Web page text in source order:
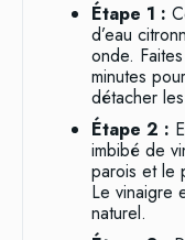
Étape 1 :
d’eau
onde.
minutes
détacher
Étape 2 :
imbibé de
parois et le
Le vinaigre
naturel.